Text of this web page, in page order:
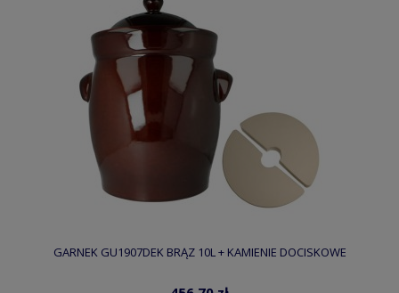
GARNEK GU1907DEK BRĄZ 10L + KAMIENIE DOCISKOWE